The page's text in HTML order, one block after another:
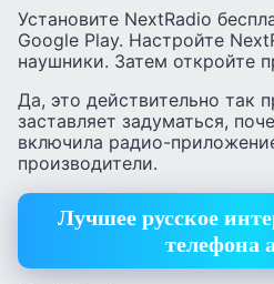
Установите NextRadio
Google Play. Настройте
наушники. Затем откройте
Да, это действительно так
заставляет задуматься,
включила радио-
производители.
Лучшее русское
телефона